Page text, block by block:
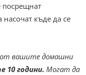
къде да се
от вашите домашни
10 години. Могат да